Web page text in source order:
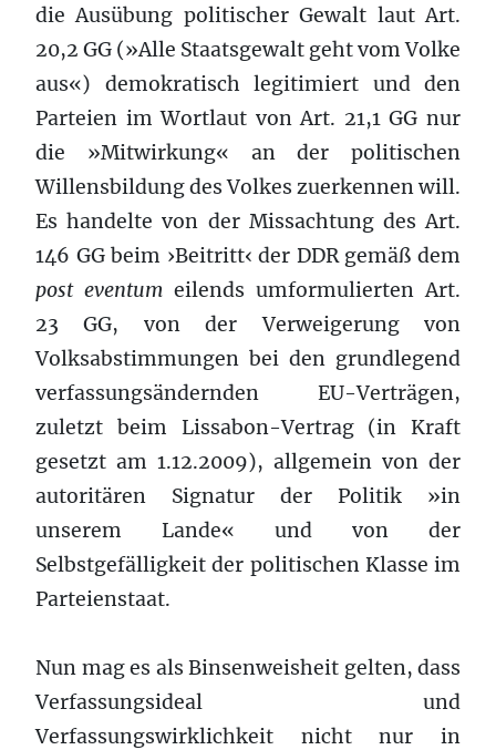
die Ausübung politischer Gewalt laut Art.
20,2 GG (»Alle Staatsgewalt geht vom Volke
aus«) demokratisch legitimiert und den
Parteien im Wortlaut von Art. 21,1 GG nur
die »Mitwirkung« an der politischen
Willensbildung des Volkes zuerkennen will.
Es handelte von der Missachtung des Art.
146 GG beim ›Beitritt‹ der DDR gemäß dem
post eventum eilends umformulierten Art.
23 GG, von der Verweigerung von
Volksabstimmungen bei den grundlegend
verfassungsändernden EU-Verträgen,
zuletzt beim Lissabon-Vertrag (in Kraft
gesetzt am 1.12.2009), allgemein von der
autoritären Signatur der Politik »in
unserem Lande« und von der
Selbstgefälligkeit der politischen Klasse im
Parteienstaat.
Nun mag es als Binsenweisheit gelten, dass
Verfassungsideal und
Verfassungswirklichkeit nicht nur in